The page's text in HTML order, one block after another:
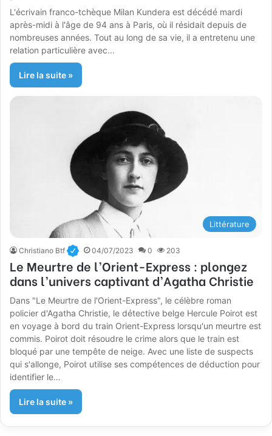
L'écrivain franco-tchèque Milan Kundera est décédé mardi
après-midi à l'âge de 94 ans à Paris, où il résidait depuis de
nombreuses années. Tout au long de sa vie, il a entretenu une
relation particulière avec...
Lire la suite »
Littérature
Christiano Btf 04/07/2023 0 203
Le Meurtre de l’Orient-Express : plongez
dans l’univers captivant d’Agatha Christie
Dans "Le Meurtre de l'Orient-Express", le célèbre roman
policier d'Agatha Christie, le détective belge Hercule Poirot est
en voyage à bord du train Orient-Express lorsqu'un meurtre est
commis. Poirot doit résoudre le crime alors que le train est
bloqué par une tempête de neige. Avec une liste de suspects
qui s'allonge, Poirot utilise ses compétences de déduction pour
identifier le…
Lire la suite »